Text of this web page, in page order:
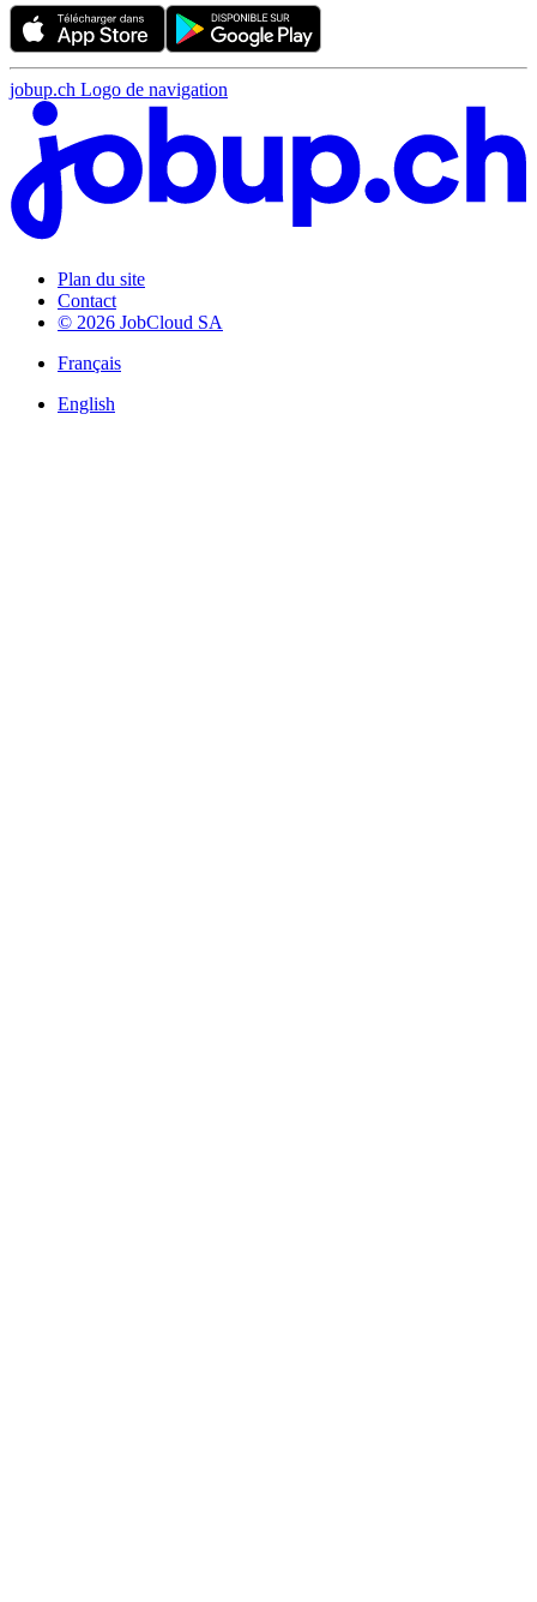
jobup.ch Logo de navigation
Plan du site
Contact
© 2026 JobCloud SA
Français
English